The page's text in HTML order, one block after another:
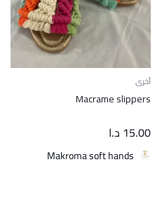
أخرى
Macrame slippers
15.00 د.ا
Makroma soft hands